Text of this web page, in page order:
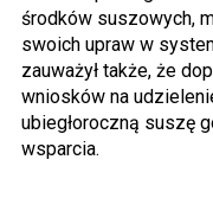
środków suszowych,
swoich upraw w
zauważył także, że
wniosków na
ubiegłoroczną suszę
wsparcia.